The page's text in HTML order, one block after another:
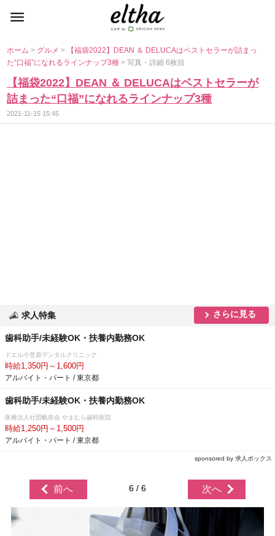
ホーム> グルメ>
【福袋2022】DEAN ＆ DELUCAはベストセラーが詰まっ
た“口福”になれるラインナップ3種> 写真・詳細 6枚目
【福袋2022】DEAN ＆ DELUCAはベストセラーが
詰まった“口福”になれるラインナップ3種
2021-11-15 15:45
求人特集 さらに見る
歯科助手/未経験OK・扶養内勤務OK
ドエル小笠原デンタルクリニック
時給1,350円～1,600円
アルバイト・パート / 東京都
歯科助手/未経験OK・扶養内勤務OK
医療法人社団帆奈会 やまむら歯科医院
時給1,250円～1,500円
アルバイト・パート / 東京都
sponsored by 求人ボックス
前へ 6 / 6 次へ